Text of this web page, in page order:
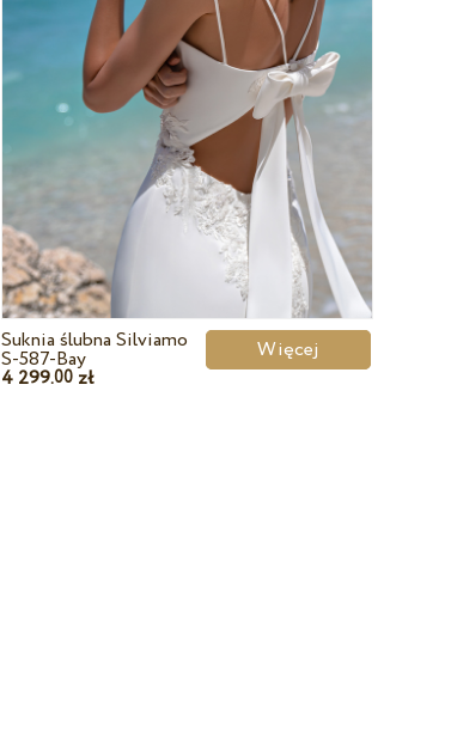
Suknia ślubna Silviamo
S-587-Bay
4 299.00zł
Więcej